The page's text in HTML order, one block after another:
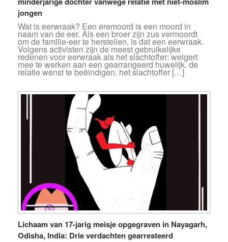
jongen
Wat is eerwraak? Een eremoord is een moord in
naam van de eer. Als een broer zijn zus vermoordt
om de familie-eer te herstellen, is dat een eerwraak.
Volgens activisten zijn de meest gebruikelijke
redenen voor eerwraak als het slachtoffer: weigert
mee te werken aan een gearrangeerd huwelijk. de
relatie wenst te beëindigen. het slachtoffer […]
Lichaam van 17-jarig meisje opgegraven in Nayagarh,
Odisha, India: Drie verdachten gearresteerd